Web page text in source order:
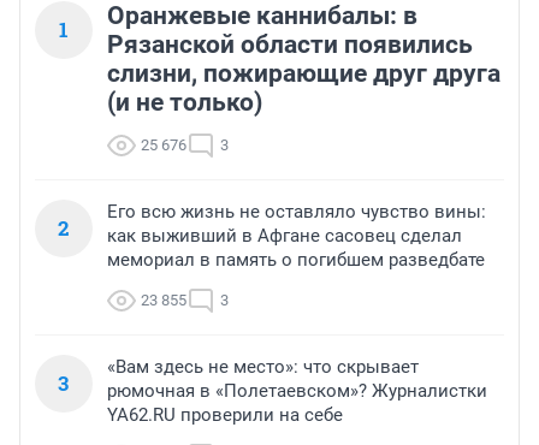
1
Оранжевые каннибалы: в
Рязанской области появились
слизни, пожирающие друг друга
(и не только)
25 676 3
2
Его всю жизнь не оставляло чувство вины:
как выживший в Афгане сасовец сделал
мемориал в память о погибшем разведбате
23 855 3
3
«Вам здесь не место»: что скрывает
рюмочная в «Полетаевском»? Журналистки
YA62.RU проверили на себе